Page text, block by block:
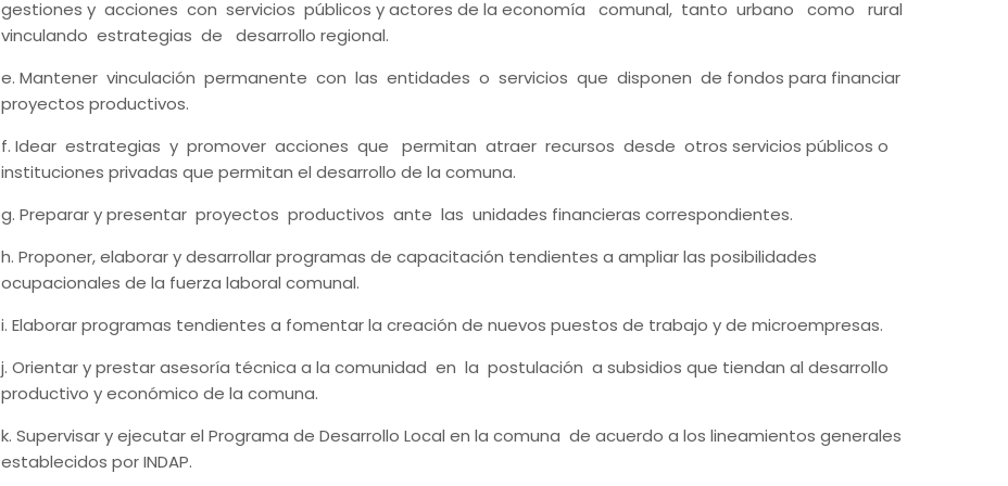
gestiones y acciones con servicios públicos y actores de la economía comunal, tanto urbano como rural
vinculando estrategias de desarrollo regional.
e. Mantener vinculación permanente con las entidades o servicios que disponen de fondos para financiar
proyectos productivos.
f. Idear estrategias y promover acciones que permitan atraer recursos desde otros servicios públicos o
instituciones privadas que permitan el desarrollo de la comuna.
g. Preparar y presentar proyectos productivos ante las unidades financieras correspondientes.
h. Proponer, elaborar y desarrollar programas de capacitación tendientes a ampliar las posibilidades
ocupacionales de la fuerza laboral comunal.
i. Elaborar programas tendientes a fomentar la creación de nuevos puestos de trabajo y de microempresas.
j. Orientar y prestar asesoría técnica a la comunidad en la postulación a subsidios que tiendan al desarrollo
productivo y económico de la comuna.
k. Supervisar y ejecutar el Programa de Desarrollo Local en la comuna de acuerdo a los lineamientos generales
establecidos por INDAP.